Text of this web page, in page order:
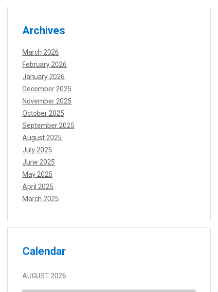
Archives
March 2026
February 2026
January 2026
December 2025
November 2025
October 2025
September 2025
August 2025
July 2025
June 2025
May 2025
April 2025
March 2025
Calendar
AUGUST 2026